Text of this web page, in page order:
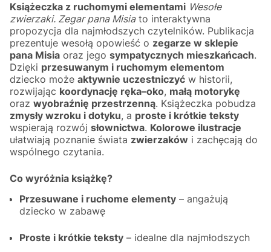
Książeczka z ruchomymi elementami Wesołe
zwierzaki. Zegar pana Misiato interaktywna
propozycja dla najmłodszych czytelników. Publikacja
prezentuje wesołą opowieść o zegarze w sklepie
pana Misia oraz jego sympatycznych mieszkańcach.
Dzięki przesuwanym i ruchomym elementom
dziecko może aktywnie uczestniczyć w historii,
rozwijając koordynację ręka–oko, małą motorykę
oraz wyobraźnię przestrzenną. Książeczka pobudza
zmysły wzroku i dotyku, a proste i krótkie teksty
wspierają rozwój słownictwa. Kolorowe ilustracje
ułatwiają poznanie świata zwierzaków i zachęcają do
wspólnego czytania.
Co wyróżnia książkę?
Przesuwane i ruchome elementy – angażują
dziecko w zabawę
Proste i krótkie teksty – idealne dla najmłodszych